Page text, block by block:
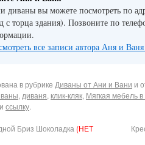
диваны вы можете посмотреть по
с торца здания). Позвоните по
все записи автора Аня и Ваня
в рубрике Диваны от Ани и Вани и
, диваня, клик-кляк, Мягкая мебель
ссылку.
Бриз Шоколадка (НЕТ